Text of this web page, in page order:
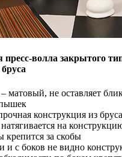
пресс-волла закрытого
матовый, не оставляет
конструкция из бруса
на
крепится за скобы
и с боков не видно